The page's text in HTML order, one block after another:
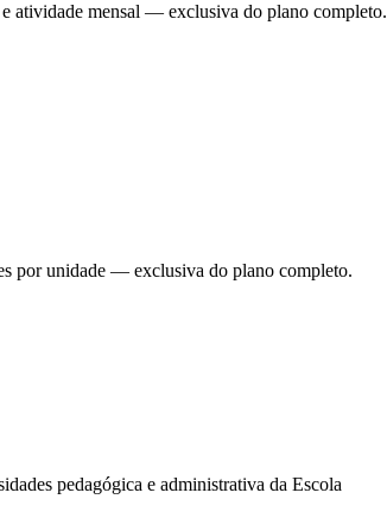
atividade mensal — exclusiva do plano completo.
por unidade — exclusiva do plano completo.
pedagógica e administrativa da Escola